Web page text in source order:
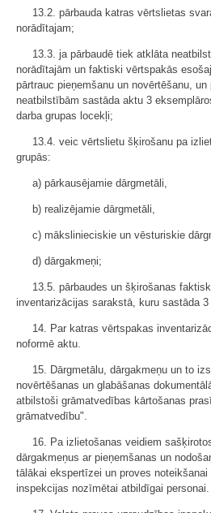
13.2. pārbauda katras vērtslietas
norādītajam;
13.3. ja pārbaudē tiek atklāta
norādītajām un faktiski vērtspakās
pārtrauc pieņemšanu un novērtēšanu, un
neatbilstībām sastāda aktu 3
darba grupas locekļi;
13.4. veic vērtslietu šķirošanu pa
grupās:
a) pārkausējamie dārgmetāli,
b) realizējamie dārgmetāli,
c) mākslinieciskie un vēsturiskie
d) dārgakmeņi;
13.5. pārbaudes un šķirošanas
inventarizācijas sarakstā, kuru sastāda
14. Par katras vērtspakas
noformē aktu.
15. Dārgmetālu, dārgakmeņu un to
novērtēšanas un glabāšanas
atbilstoši grāmatvedības kārtošanas
grāmatvedību".
16. Pa izlietošanas veidiem
dārgakmeņus ar pieņemšanas un
tālākai ekspertīzei un proves
inspekcijas nozīmētai atbildīgai personai.